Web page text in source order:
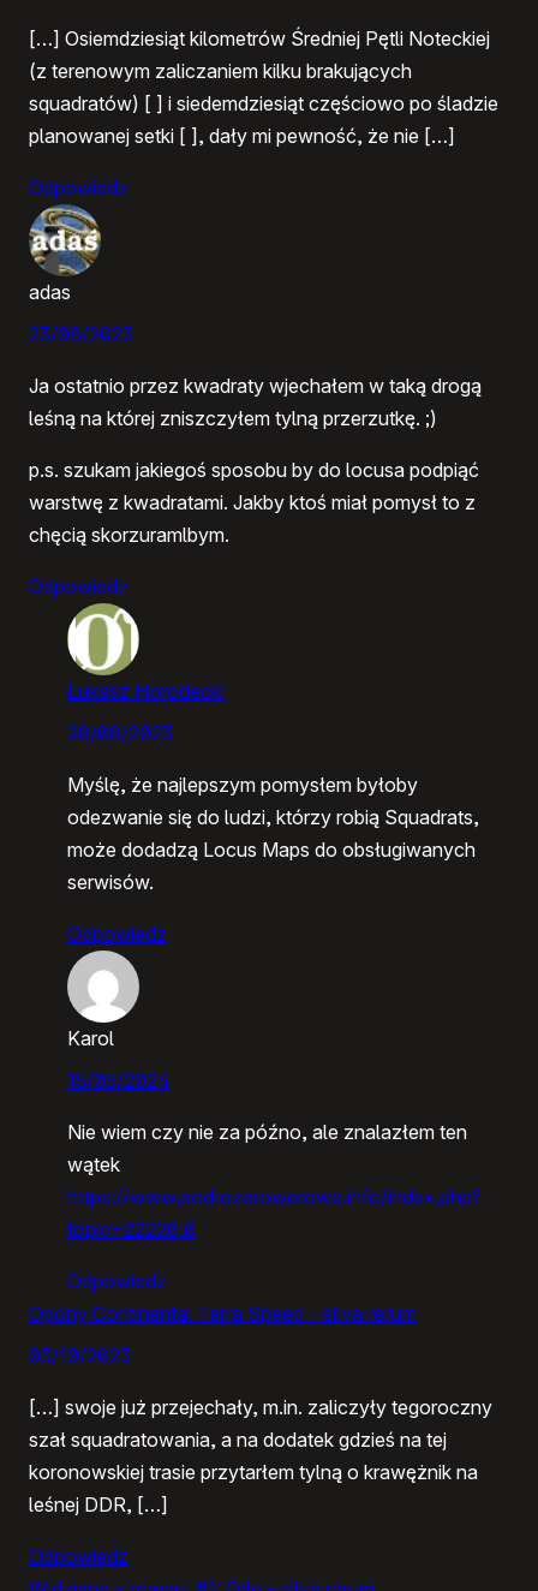
[…] Osiemdziesiąt kilometrów Średniej Pętli Noteckiej
(z terenowym zaliczaniem kilku brakujących
squadratów) [ ] i siedemdziesiąt częściowo po śladzie
planowanej setki [ ], dały mi pewność, że nie […]
Odpowiedz
adas
23/08/2023
Ja ostatnio przez kwadraty wjechałem w taką drogą
leśną na której zniszczyłem tylną przerzutkę. ;)
p.s. szukam jakiegoś sposobu by do locusa podpiąć
warstwę z kwadratami. Jakby ktoś miał pomysł to z
chęcią skorzuramlbym.
Odpowiedz
Łukasz Horodecki
28/08/2023
Myślę, że najlepszym pomysłem byłoby
odezwanie się do ludzi, którzy robią Squadrats,
może dodadzą Locus Maps do obsługiwanych
serwisów.
Odpowiedz
Karol
15/05/2024
Nie wiem czy nie za późno, ale znalazłem ten
wątek
https://www.podrozerowerowe.info/index.php?
topic=22220.0
Odpowiedz
Opony Continental Terra Speed – silva rerum
03/10/2023
[…] swoje już przejechały, m.in. zaliczyły tegoroczny
szał squadratowania, a na dodatek gdzieś na tej
koronowskiej trasie przytarłem tylną o krawężnik na
leśnej DDR, […]
Odpowiedz